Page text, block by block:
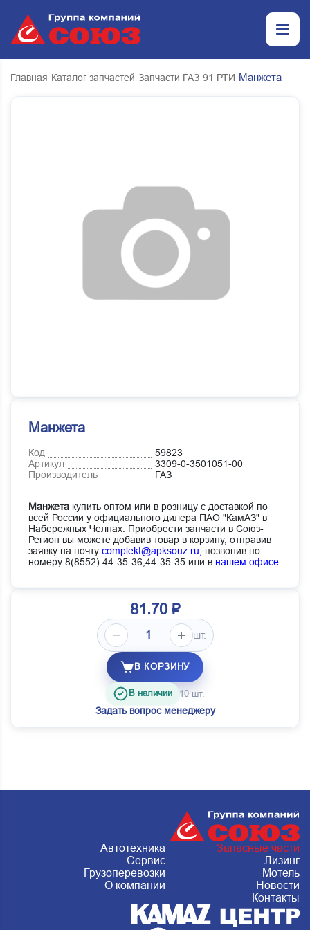
Главная Каталог запчастей Запчасти ГАЗ 91 РТИ Манжета
Манжета
Код
59823
Артикул
3309-0-3501051-00
Производитель
ГАЗ
Манжета купить оптом или в розницу с доставкой по
всей России у официального дилера ПАО "КамАЗ" в
Набережных Челнах. Приобрести запчасти в Союз-
Регион вы можете добавив товар в корзину, отправив
заявку на почту complekt@apksouz.ru,
позвонив по
номеру 8(8552) 44-35-36,44-35-35 или в нашем офисе
81.70 ₽
шт.
В КОРЗИНУ
В наличии 10 шт.
Задать вопрос менеджеру
Автотехника
Запасные части
Сервис
Лизинг
Грузоперевозки
Мотель
О компании
Новости
Контакты